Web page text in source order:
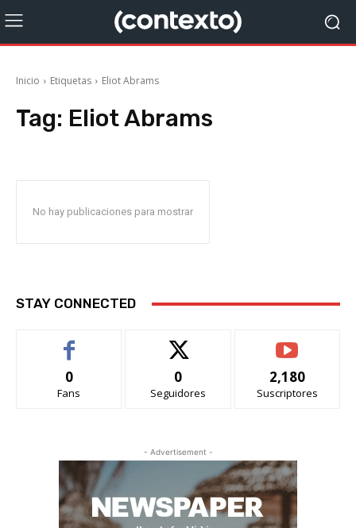
Inicio Etiquetas Eliot Abrams
Tag: Eliot Abrams
No hay publicaciones para mostrar
STAY CONNECTED
0
Fans
0
Seguidores
2,180
Suscriptores
- Advertisement -